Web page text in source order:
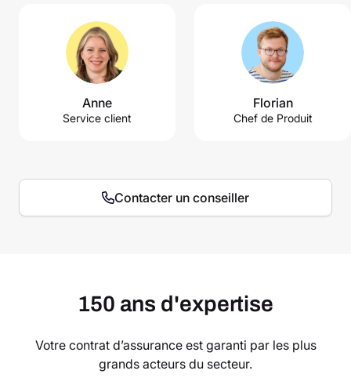
Anne
Service client
Florian
Chef de Produit
Contacter un conseiller
150 ans d'expertise
Votre contrat d’assurance est garanti par les plus
grands acteurs du secteur.